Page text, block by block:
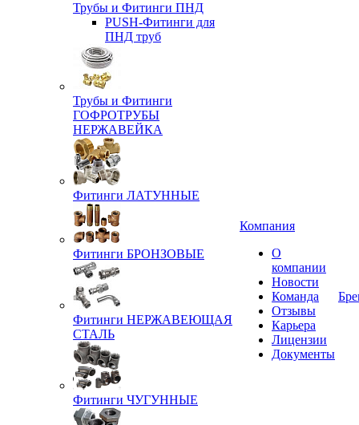
Трубы и Фитинги ПНД
PUSH-Фитинги для
ПНД труб
Трубы и Фитинги
ГОФРОТРУБЫ
НЕРЖАВЕЙКА
Фитинги ЛАТУННЫЕ
Фитинги БРОНЗОВЫЕ
Фитинги НЕРЖАВЕЮЩАЯ
СТАЛЬ
Фитинги ЧУГУННЫЕ
Компания
О
компании
Новости
Команда
Отзывы
Карьера
Лицензии
Документы